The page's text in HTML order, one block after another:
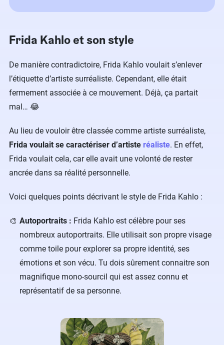
Frida Kahlo et son style
De manière contradictoire, Frida Kahlo voulait s’enlever
l’étiquette d’artiste surréaliste. Cependant, elle était
fermement associée à ce mouvement. Déjà, ça partait
mal… 😂
Au lieu de vouloir être classée comme artiste surréaliste,
Frida voulait se caractériser d’artiste réaliste. En effet,
Frida voulait cela, car elle avait une volonté de rester
ancrée dans sa réalité personnelle.
Voici quelques points décrivant le style de Frida Kahlo :
Autoportraits : Frida Kahlo est célèbre pour ses
nombreux autoportraits. Elle utilisait son propre visage
comme toile pour explorer sa propre identité, ses
émotions et son vécu. Tu dois sûrement connaitre son
magnifique mono-sourcil qui est assez connu et
représentatif de sa personne.